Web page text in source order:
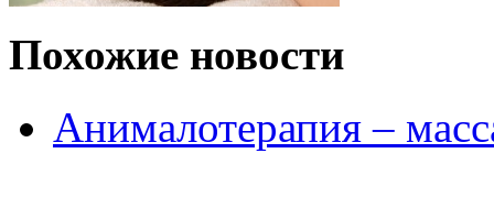
Похожие новости
Анималотерапия –